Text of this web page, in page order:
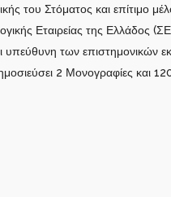
του Στόματος και επίτιμο
Εταιρείας της Ελλάδος
των επιστημονικών
2 Μονογραφίες και